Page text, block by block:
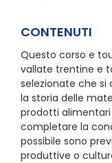
CONTENUTI
Questo corso e
vallate trentine e
selezionate che si
la storia delle
prodotti
completare la
possibile sono
produttive o